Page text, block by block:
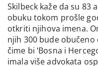
Skilbeck kaže da su 83
obuku tokom prošle
otkriti njihova imena.
njih 300 bude obučeno
čime bi ‘Bosna i
imala više advokata